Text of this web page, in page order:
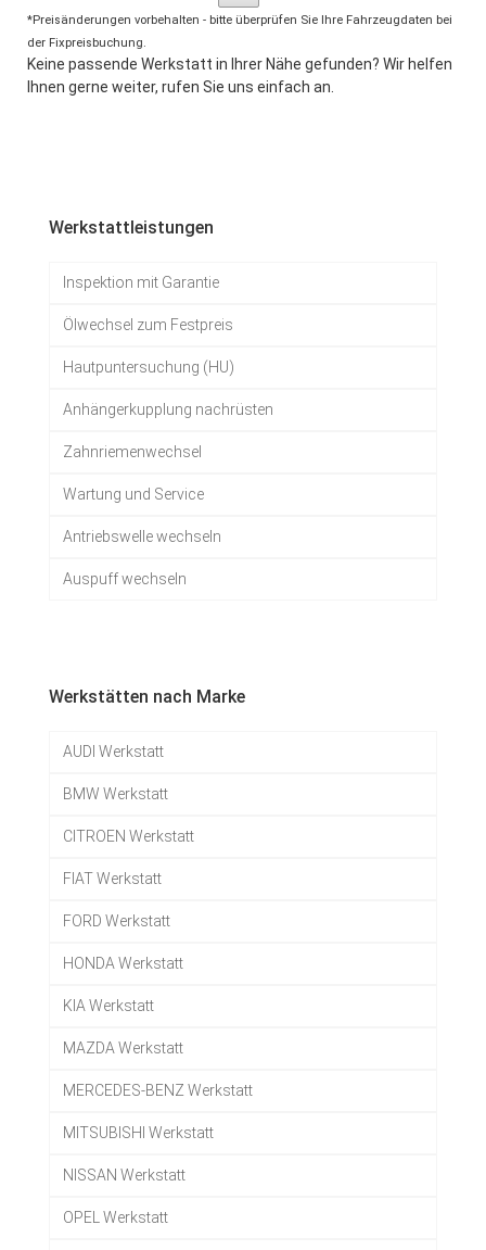
*Preisänderungen vorbehalten - bitte überprüfen Sie Ihre Fahrzeugdaten bei
der Fixpreisbuchung.
Keine passende Werkstatt in Ihrer Nähe gefunden? Wir helfen
Ihnen gerne weiter, rufen Sie uns einfach an.
Werkstattleistungen
Inspektion mit Garantie
Ölwechsel zum Festpreis
Hautpuntersuchung (HU)
Anhängerkupplung nachrüsten
Zahnriemenwechsel
Wartung und Service
Antriebswelle wechseln
Auspuff wechseln
Werkstätten nach Marke
AUDI Werkstatt
BMW Werkstatt
CITROEN Werkstatt
FIAT Werkstatt
FORD Werkstatt
HONDA Werkstatt
KIA Werkstatt
MAZDA Werkstatt
MERCEDES-BENZ Werkstatt
MITSUBISHI Werkstatt
NISSAN Werkstatt
OPEL Werkstatt